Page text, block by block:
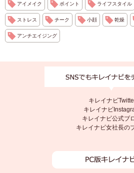
アイメイク ポイント ライフスタイル
ストレス チーク 小顔 乾燥
アンチエイジング
キレイナビ
キレイナビ
キレイナビ公式ブ
キレイナビ女社長の